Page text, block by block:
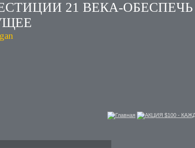
21 ВЕКА-
Главная АКЦИЯ $100 -